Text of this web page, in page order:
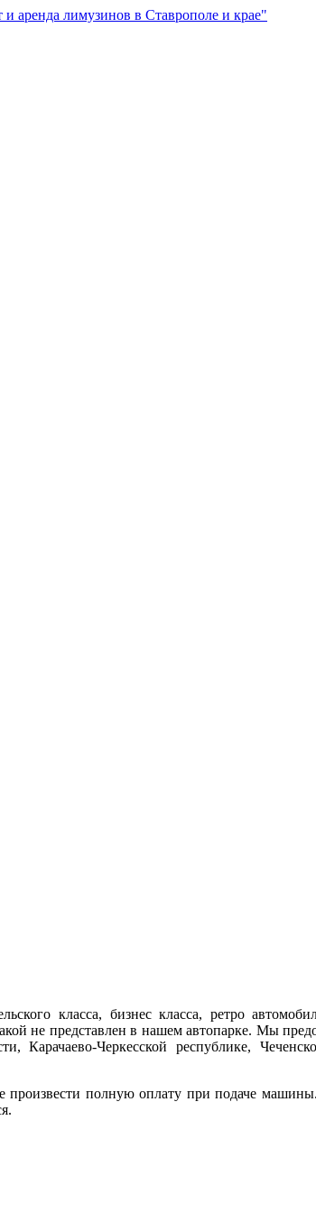
и аренда лимузинов в Ставрополе и крае"
класса, бизнес класса, ретро
не представлен в нашем автопарке. Мы
Карачаево-Черкесской республике,
полную оплату при подаче